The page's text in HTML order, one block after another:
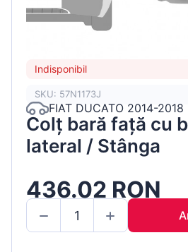
Indisponibil
SKU: 57N1173J
FIAT DUCATO 2014-2018
Colț bară față cu
lateral / Stânga
436.02 RON